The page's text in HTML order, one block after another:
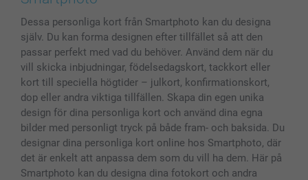
Fotoalmanackor & Fotoagenda
Fotoramar & Tillbehör
Presentkort
Alla fotoprodukter
Investor Relations
Status på beställningar
Dessa personliga kort från Smartphoto kan du designa
själv. Du kan forma designen efter tillfället så att den
passar perfekt med vad du behöver. Använd dem när du
vill skicka inbjudningar, födelsedagskort, tackkort eller
kort till speciella högtider – julkort, konfirmationskort,
dop eller andra viktiga tillfällen. Skapa din egen unika
design för dina personliga kort och använd dina egna
bilder med personligt tryck på både fram- och baksida. Du
designar dina personliga kort online hos Smartphoto, där
det är enkelt att anpassa dem som du vill ha dem. Här på
Smartphoto kan du designa dina fotokort och andra